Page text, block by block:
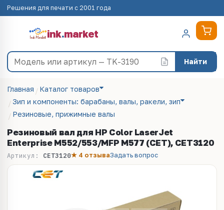
Решения для печати с 2001 года
ink.market
Найти
Главная
Каталог товаров
Зип и компоненты: барабаны, валы, ракели, зип
Резиновые, прижимные валы
Резиновый вал для HP Color LaserJet
Enterprise M552/553/MFP M577 (CET), CET3120
Артикул: CET3120★ 4 отзываЗадать вопрос